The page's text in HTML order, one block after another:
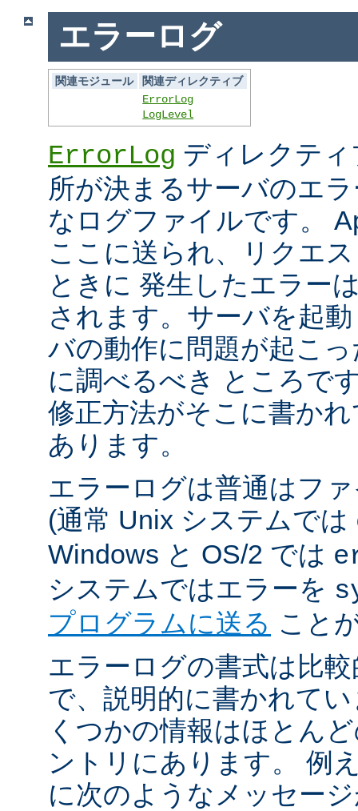
エラーログ
関連モジュール
関連ディレクティブ
ErrorLog
LogLevel
ErrorLog ディレクテ
所が決まるサーバのエ
なログファイルです。
ここに送られ、リクエ
ときに 発生したエラー
されます。サーバを起
バの動作に問題が起こ
に調べるべき ところで
修正方法がそこに書か
あります。
エラーログは普通はフ
(通常 Unix システムでは
Windows と OS/2 では
システムではエラーを
プログラムに送る こと
エラーログの書式は比
で、説明的に書かれて
くつかの情報はほとん
ントリにあります。 例
に次のようなメッセー